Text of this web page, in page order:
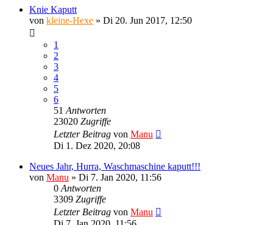
Knie Kaputt
von kleine-Hexe » Di 20. Jun 2017, 12:50
1
2
3
4
5
6
51 Antworten
23020 Zugriffe
Letzter Beitrag von Manu
Di 1. Dez 2020, 20:08
Neues Jahr, Hurra, Waschmaschine kaputt!!!
von Manu » Di 7. Jan 2020, 11:56
0 Antworten
3309 Zugriffe
Letzter Beitrag von Manu